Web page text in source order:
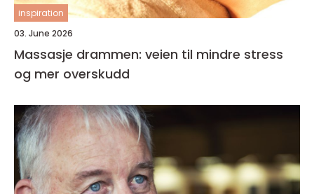
inspiration
03. June 2026
Massasje drammen: veien til mindre stress
og mer overskudd